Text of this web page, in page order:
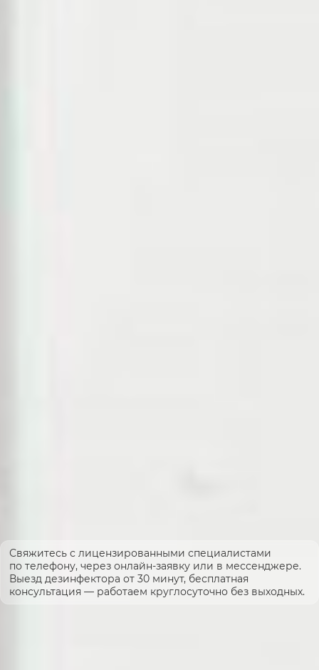
Свяжитесь с лицензированными специалистами
по телефону, через онлайн-заявку или в мессенджере.
Выезд дезинфектора от 30 минут, бесплатная
консультация — работаем круглосуточно без выходных.